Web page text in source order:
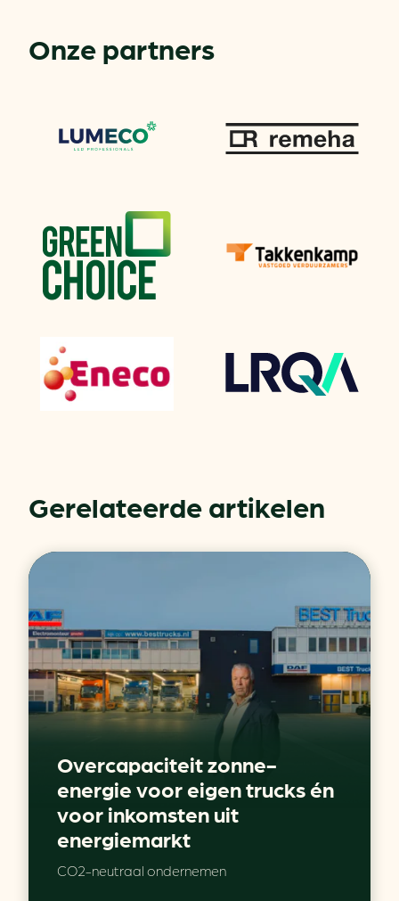
Onze partners
Gerelateerde artikelen
Overcapaciteit zonne-
energie voor eigen trucks én
voor inkomsten uit
energiemarkt
CO2-neutraal ondernemen